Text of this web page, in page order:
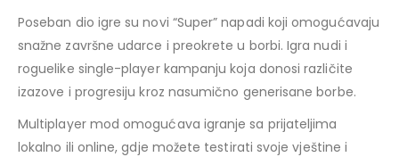
Poseban dio igre su novi “Super” napadi koji omogućavaju
snažne završne udarce i preokrete u borbi. Igra nudi i
roguelike single-player kampanju koja donosi različite
izazove i progresiju kroz nasumično generisane borbe.
Multiplayer mod omogućava igranje sa prijateljima
lokalno ili online, gdje možete testirati svoje vještine i